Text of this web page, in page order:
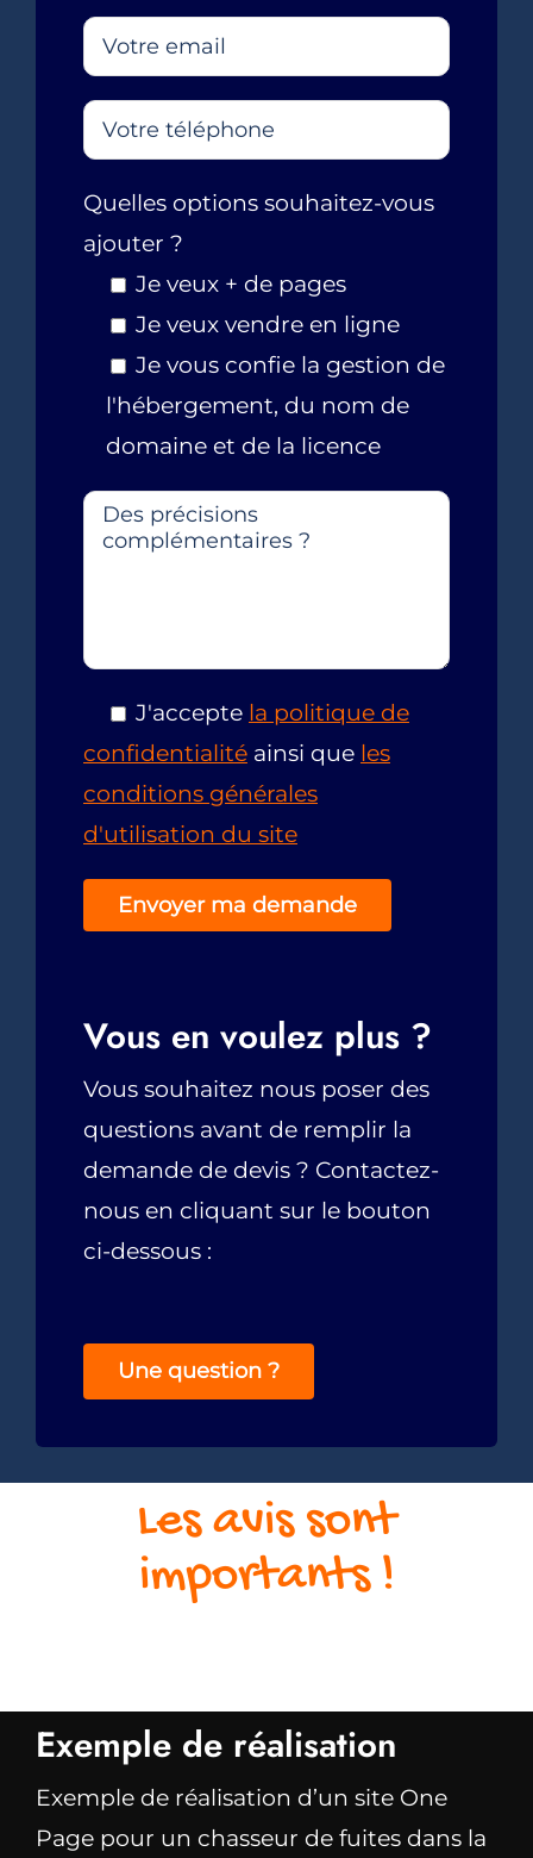
Quelles options souhaitez-vous
ajouter ?
Je veux + de pages
Je veux vendre en ligne
Je vous confie la gestion de
l'hébergement, du nom de
domaine et de la licence
J'accepte la politique de
confidentialitéainsi que les
conditions générales
d'utilisation du site
Veuillez laisser ce champ vide.
Vous en voulez plus ?
Vous souhaitez nous poser des
questions avant de remplir la
demande de devis ? Contactez-
nous en cliquant sur le bouton
ci-dessous :
Une question ?
Les avis sont
importants !
Exemple de réalisation
Exemple de réalisation d’un site One
Page pour un chasseur de fuites dans la